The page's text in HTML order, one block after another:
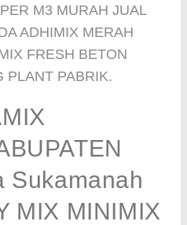
M3 MURAH JUAL
ADHIMIX MERAH
FRESH BETON
PLANT PABRIK.
Sukamanah
MIX MINIMIX